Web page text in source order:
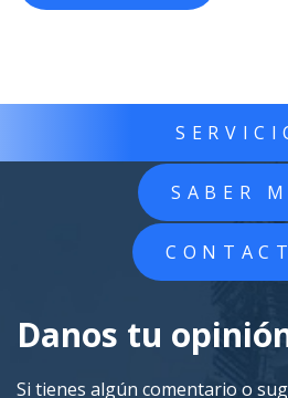
SABER
Danos tu
Si tienes algún comentario o